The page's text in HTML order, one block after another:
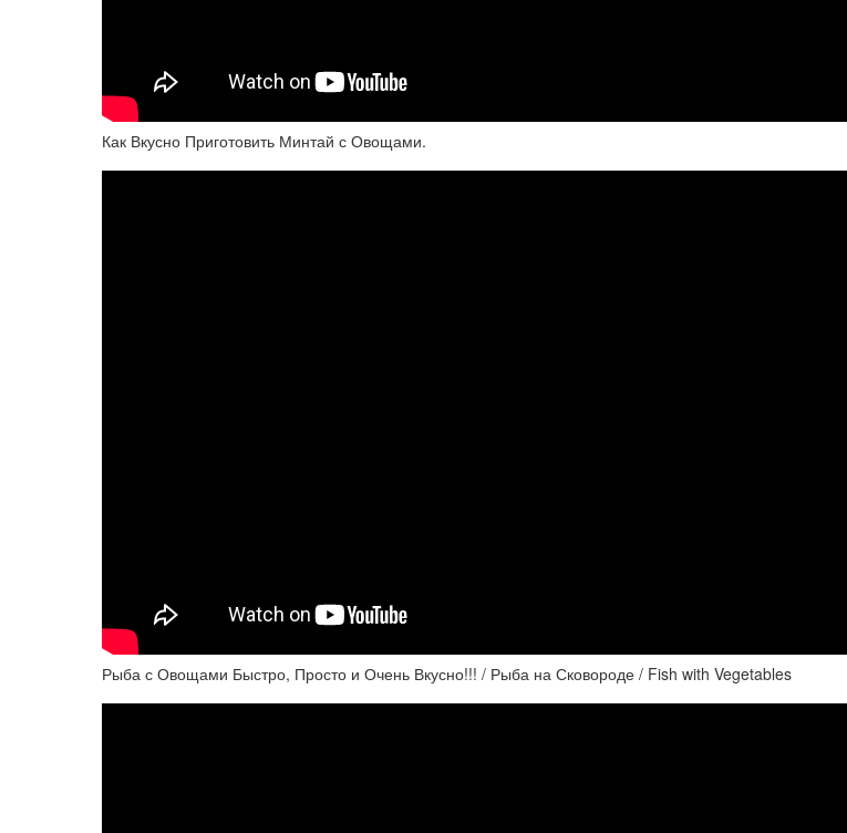
Как Вкусно Приготовить Минтай с Овощами.
Рыба с Овощами Быстро, Просто и Очень Вкусно!!! / Рыба на Сковороде / Fish with Vegetables